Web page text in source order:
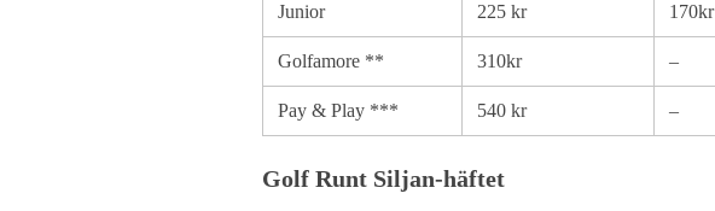
Junior 225 kr 170kr
Golfamore ** 310kr –
Pay & Play *** 540 kr –
Golf Runt Siljan-häftet